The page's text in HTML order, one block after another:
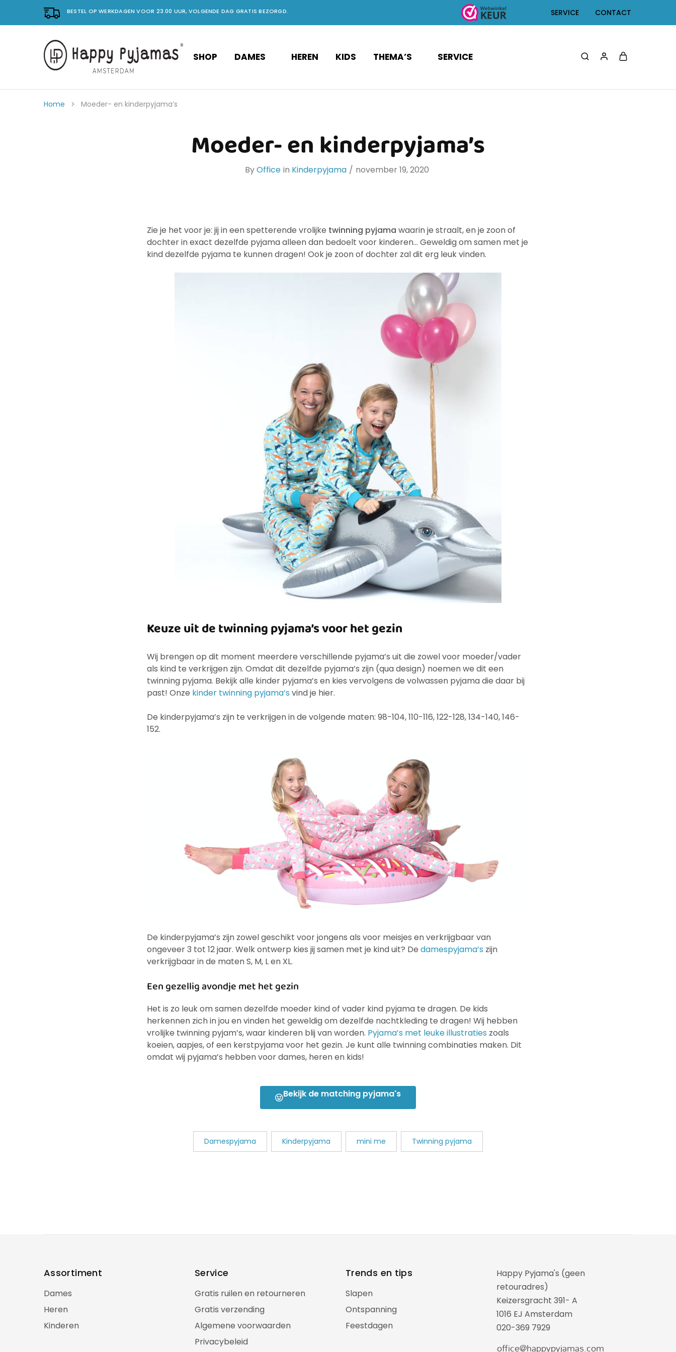
BESTEL OP WERKDAGEN VOOR 23.00 UUR, VOLGENDE DAG GRATIS BEZORGD. SERVICE CONTACT
Happy
Pyjama's
No.
pyjama's.
SHOP DAMES HEREN KIDS THEMA’S SERVICE
Home Moeder- en kinderpyjama’s
Moeder- en kinderpyjama’s
ByOffice in Kinderpyjama november 19, 2020
Zie je het voor je: jij in een spetterende vrolijke twinning pyjama waarin je straalt, en je zoon of
dochter in exact dezelfde pyjama alleen dan bedoelt voor kinderen… Geweldig om samen met je
kind dezelfde pyjama te kunnen dragen! Ook je zoon of dochter zal dit erg leuk vinden.
Keuze uit de twinning pyjama’s voor het gezin
Wij brengen op dit moment meerdere verschillende pyjama’s uit die zowel voor moeder/vader
als kind te verkrijgen zijn. Omdat dit dezelfde pyjama’s zijn (qua design) noemen we dit een
twinning pyjama. Bekijk alle kinder pyjama’s en kies vervolgens de volwassen pyjama die daar bij
past! Onze kinder twinning pyjama’s vind je hier.
De kinderpyjama’s zijn te verkrijgen in de volgende maten: 98-104, 110-116, 122-128, 134-140, 146-
152.
De kinderpyjama’s zijn zowel geschikt voor jongens als voor meisjes en verkrijgbaar van
ongeveer 3 tot 12 jaar. Welk ontwerp kies jij samen met je kind uit? De damespyjama’s zijn
verkrijgbaar in de maten S, M, L en XL.
Een gezellig avondje met het gezin
Het is zo leuk om samen dezelfde moeder kind of vader kind pyjama te dragen. De kids
herkennen zich in jou en vinden het geweldig om dezelfde nachtkleding te dragen! Wij hebben
vrolijke twinning pyjam’s, waar kinderen blij van worden. Pyjama’s met leuke illustraties zoals
koeien, aapjes, of een kerstpyjama voor het gezin. Je kunt alle twinning combinaties maken. Dit
omdat wij pyjama’s hebben voor dames, heren en kids!
Bekijk de matching pyjama's
Damespyjama Kinderpyjama mini me Twinning pyjama
Assortiment
Dames
Heren
Kinderen
Service
Gratis ruilen en retourneren
Gratis verzending
Algemene voorwaarden
Privacybeleid
Trends en tips
Slapen
Ontspanning
Feestdagen
Happy Pyjama's (geen
retouradres)
Keizersgracht 391- A
1016 EJ Amsterdam
020-369 7929